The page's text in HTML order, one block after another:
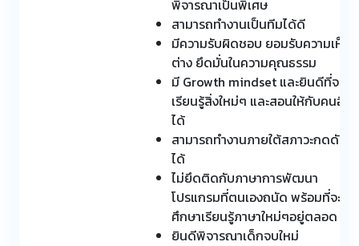
พิจารณาเป็นพิเศษ
สามารถทำงานเป็นทีมได้ดี
มีความรับผิดชอบ ยอมรับความเห็น
ต่าง ยึดมั่นในความคุณธรรม
มี Growth mindset และยินดีที่จะ
เรียนรู้สิ่งใหม่ๆ และสอนให้กับคนอื่น
ได้
สามารถทำงานภายใต้สภาวะกดดัน
ได้
ไม่ยึดติดกับภาษาการพัฒนา
โปรแกรมที่ตนเองถนัด พร้อมที่จะ
ศึกษาเรียนรู้ภาษาใหม่ๆอยู่ตลอด
ยินดีพิจารณาเด็กจบใหม่